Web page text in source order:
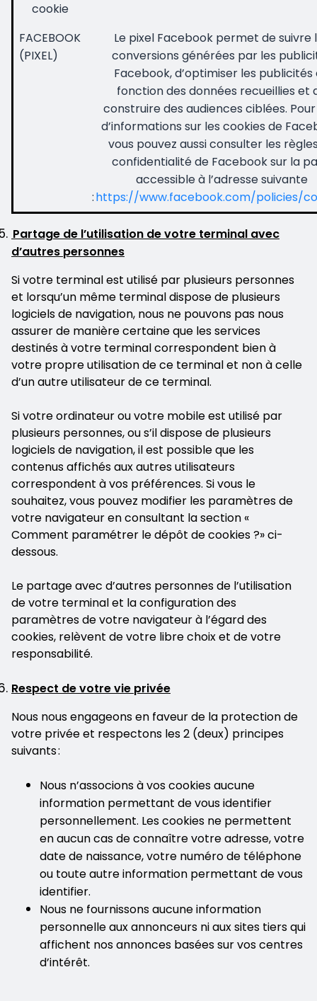
cookie
FACEBOOK
(PIXEL)
Le pixel Facebook permet de suivre
conversions générées par les
Facebook, d’optimiser les publicités
fonction des données recueillies et
construire des audiences ciblées.
d’informations sur les cookies de
vous pouvez aussi consulter les
confidentialité de Facebook sur la
accessible à l’adresse suivante
:https://www.facebook.com/policies/
Partage de l’utilisation de votre terminal avec
d’autres personnes
Si votre terminal est utilisé par plusieurs personnes
et lorsqu’un même terminal dispose de plusieurs
logiciels de navigation, nous ne pouvons pas nous
assurer de manière certaine que les services
destinés à votre terminal correspondent bien à
votre propre utilisation de ce terminal et non à celle
d’un autre utilisateur de ce terminal.
Si votre ordinateur ou votre mobile est utilisé par
plusieurs personnes, ou s’il dispose de plusieurs
logiciels de navigation, il est possible que les
contenus affichés aux autres utilisateurs
correspondent à vos préférences. Si vous le
souhaitez, vous pouvez modifier les paramètres de
votre navigateur en consultant la section «
Comment paramétrer le dépôt de cookies ?» ci-
dessous.
Le partage avec d’autres personnes de l’utilisation
de votre terminal et la configuration des
paramètres de votre navigateur à l’égard des
cookies, relèvent de votre libre choix et de votre
responsabilité.
Respect de votre vie privée
Nous nous engageons en faveur de la protection de
votre privée et respectons les 2 (deux) principes
suivants :
Nous n’associons à vos cookies aucune
information permettant de vous identifier
personnellement. Les cookies ne permettent
en aucun cas de connaître votre adresse, votre
date de naissance, votre numéro de téléphone
ou toute autre information permettant de vous
identifier.
Nous ne fournissons aucune information
personnelle aux annonceurs ni aux sites tiers qui
affichent nos annonces basées sur vos centres
d’intérêt.